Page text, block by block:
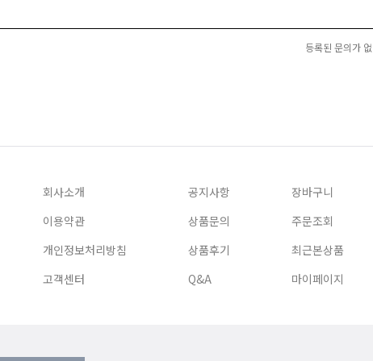
등록된 문의가
회사소개
이용약관
개인정보처리방침
고객센터
공지사항
상품문의
상품후기
Q&A
장바구니
주문조회
최근본상품
마이페이지